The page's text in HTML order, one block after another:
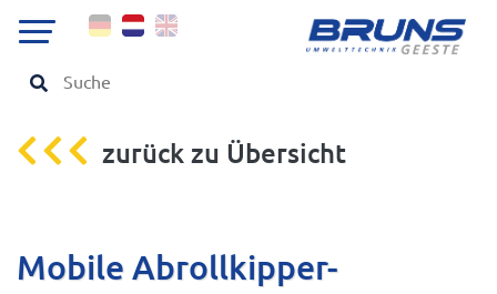
zurück zu Übersicht
Mobile Abrollkipper-